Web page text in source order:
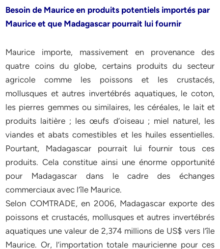
Besoin de Maurice en produits potentiels importés par
Maurice et que Madagascar pourrait lui fournir
Maurice importe, massivement en provenance des
quatre coins du globe, certains produits du secteur
agricole comme les poissons et les crustacés,
mollusques et autres invertébrés aquatiques, le coton,
les pierres gemmes ou similaires, les céréales, le lait et
produits laitière ; les œufs d’oiseau ; miel naturel, les
viandes et abats comestibles et les huiles essentielles.
Pourtant, Madagascar pourrait lui fournir tous ces
produits. Cela constitue ainsi une énorme opportunité
pour Madagascar dans le cadre des échanges
commerciaux avec l’île Maurice.
Selon COMTRADE, en 2006, Madagascar exporte des
poissons et crustacés, mollusques et autres invertébrés
aquatiques une valeur de 2,374 millions de US$ vers l’île
Maurice. Or, l’importation totale mauricienne pour ces